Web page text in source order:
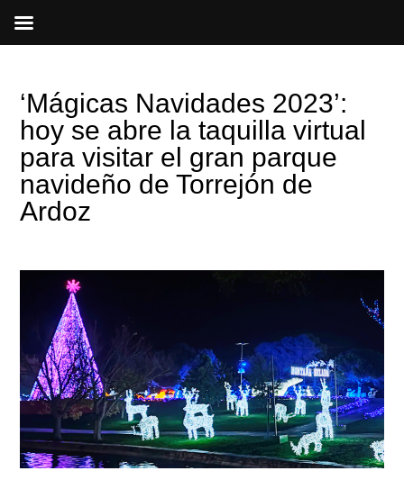
‘Mágicas Navidades 2023’:
hoy se abre la taquilla virtual
para visitar el gran parque
navideño de Torrejón de
Ardoz